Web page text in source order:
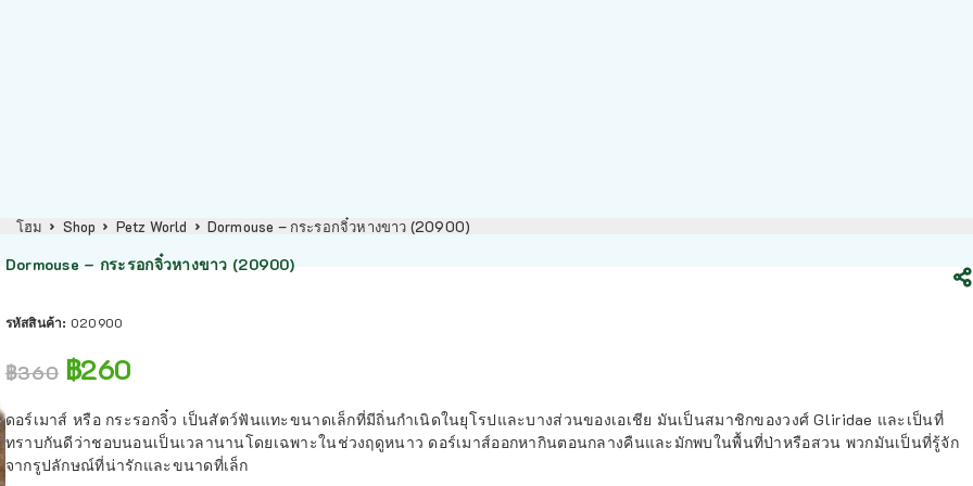
โฮม Shop Petz World Dormouse – กระรอกจิ๋วหางขาว (20900)
Dormouse – กระรอกจิ๋วหางขาว (20900)
รหัสสินค้า: 020900
฿360 ฿260
ดอร์เมาส์ หรือ กระรอกจิ๋ว เป็นสัตว์ฟันแทะขนาดเล็กที่มีถิ่นกำเนิดในยุโรปและบางส่วนของเอเชีย มันเป็นสมาชิกของวงศ์ Gliridae และเป็นที่
ทราบกันดีว่าชอบนอนเป็นเวลานานโดยเฉพาะในช่วงฤดูหนาว ดอร์เมาส์ออกหากินตอนกลางคืนและมักพบในพื้นที่ป่าหรือสวน พวกมันเป็นที่รู้จัก
จากรูปลักษณ์ที่น่ารักและขนาดที่เล็ก